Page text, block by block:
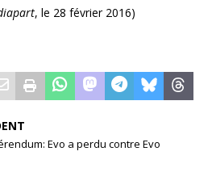
, le 28 février 2016)
Evo a perdu contre Evo